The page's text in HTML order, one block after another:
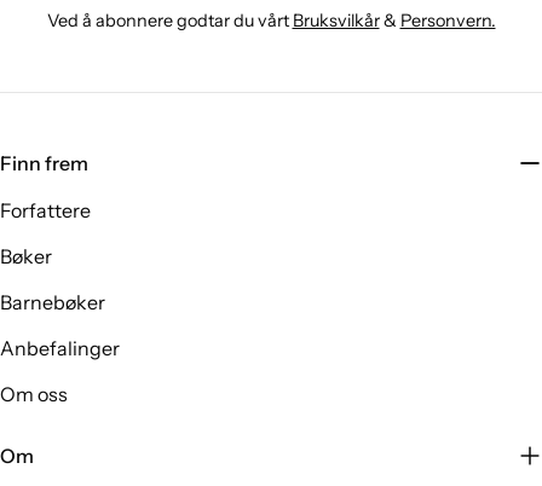
Ved å abonnere godtar du vårt Bruksvilkår& Personvern.
Finn frem
Forfattere
Bøker
Barnebøker
Anbefalinger
Om oss
Om